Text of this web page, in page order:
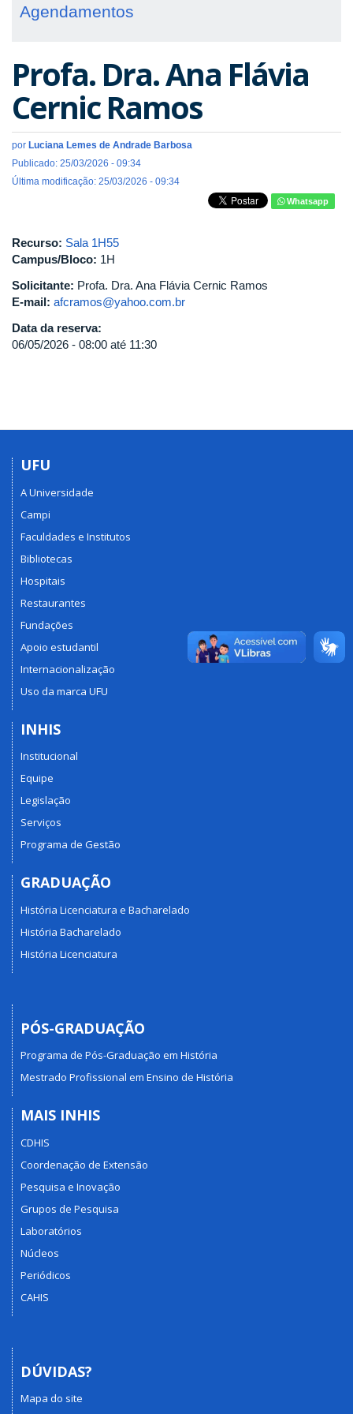
Agendamentos
Profa. Dra. Ana Flávia
Cernic Ramos
por Luciana Lemes de Andrade Barbosa
Publicado: 25/03/2026 - 09:34
Última modificação: 25/03/2026 - 09:34
Whatsapp
Recurso: Sala 1H55
Campus/Bloco: 1H
Solicitante: Profa. Dra. Ana Flávia Cernic Ramos
E-mail: afcramos@yahoo.com.br
Data da reserva:
06/05/2026 - 08:00 até 11:30
UFU
A Universidade
Campi
Faculdades e Institutos
Bibliotecas
Hospitais
Restaurantes
Fundações
Apoio estudantil
Internacionalização
Uso da marca UFU
INHIS
Institucional
Equipe
Legislação
Serviços
Programa de Gestão
GRADUAÇÃO
História Licenciatura e Bacharelado
História Bacharelado
História Licenciatura
PÓS-GRADUAÇÃO
Programa de Pós-Graduação em História
Mestrado Profissional em Ensino de História
MAIS INHIS
CDHIS
Coordenação de Extensão
Pesquisa e Inovação
Grupos de Pesquisa
Laboratórios
Núcleos
Periódicos
CAHIS
DÚVIDAS?
Mapa do site